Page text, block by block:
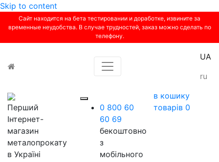
Skip to content
Сайт находится на бета тестировании и доработке, извините за
временные неудобства. В случае трудностей, заказ можно сделать по
телефону.
Toggle navigation
UA
ru
Перший
Інтернет-
магазин
металопрокату
в Україні
0 800 60
60 69
бекоштовно
з
мобільного
в кошику
товарів 0